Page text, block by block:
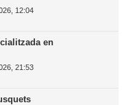
12:04
en
21:53